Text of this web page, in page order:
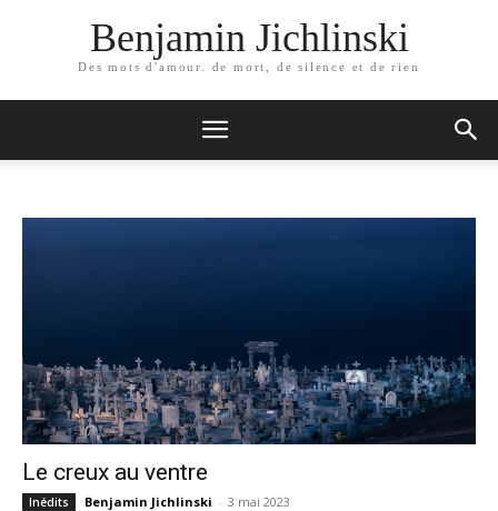
Benjamin Jichlinski
Des mots d'amour. de mort, de silence et de rien
Le creux au ventre
Inédits Benjamin Jichlinski - 3 mai 2023